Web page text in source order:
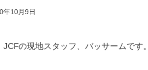
年10月9日
JCFの現地スタッフ、バッサームです。